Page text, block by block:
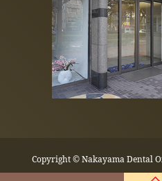
Copyright © Nakayama Dental